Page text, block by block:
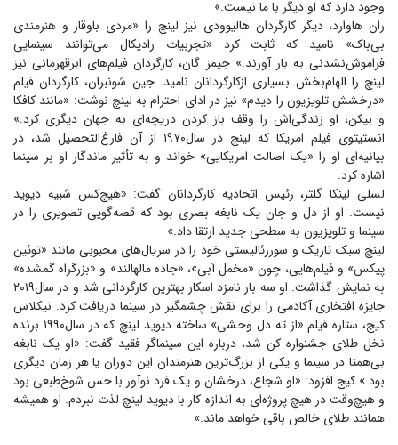
وجود دارد که او دیگر با ما نیست.»
ران هاوارد، دیگر کارگردان هالیوودی نیز لینچ را «مردی باوقار و هنرمندی
بی‌باک» نامید که ثابت کرد «تجربیات رادیکال می‌توانند سینمایی
فراموش‌نشدنی به بار آورند.» جیمز گان، کارگردان فیلم‌های ابرقهرمانی نیز
لینچ را الهام‌بخش بسیاری ازکارگردانان نامید. جین شونبران، کارگردان فیلم
«درخشش تلویزیون را دیدم» نیز در ادای احترام به لینچ نوشت: «مانند کافکا
و بیکن، او زندگی‌اش را وقف باز کردن دریچه‌ای به جهان دیگری کرد.»
انستیتوی فیلم امریکا که لینچ در سال۱۹۷۰ از آن فارغ‌التحصیل شد، در
بیانیه‌ای او را «یک اصالت امریکایی» خواند و به تأثیر ماندگار او بر سینما
اشاره کرد.
لسلی لینکا گلتر، رئیس اتحادیه کارگردانان گفت: «هیچ‌کس شبیه دیوید
نیست. او از دل و جان یک نابغه بصری بود که قصه‌گویی تصویری را در
سینما و تلویزیون به سطحی جدید ارتقا داد.»
لینچ سبک تاریک و سوررئالیستی خود را در سریال‌های محبوبی مانند «توئین
پیکس» و فیلم‌هایی، چون «مخمل آبی»، «جاده مالهالند» و «بزرگراه گمشده»
به نمایش گذاشت. او سه بار نامزد اسکار بهترین کارگردانی شد و در سال۲۰۱۹
جایزه افتخاری آکادمی را برای نقش چشمگیر در سینما دریافت کرد. نیکلاس
کیج، ستاره فیلم «از ته دل وحشی» ساخته دیوید لینچ که در سال۱۹۹۰ برنده
نخل طلای جشنواره کن شد، درباره این سینماگر فقید گفت: «او یک نابغه
بی‌همتا در سینما و یکی از بزرگ‌ترین هنرمندان این دوران یا هر زمان دیگری
بود.» کیج افزود: «او شجاع، درخشان و یک فرد نوآور با حس شوخ‌طبعی بود
و هیچ‌وقت در هیچ پروژه‌ای به اندازه کار با دیوید لینچ لذت نبردم. او همیشه
همانند طلای خالص باقی خواهد ماند.»